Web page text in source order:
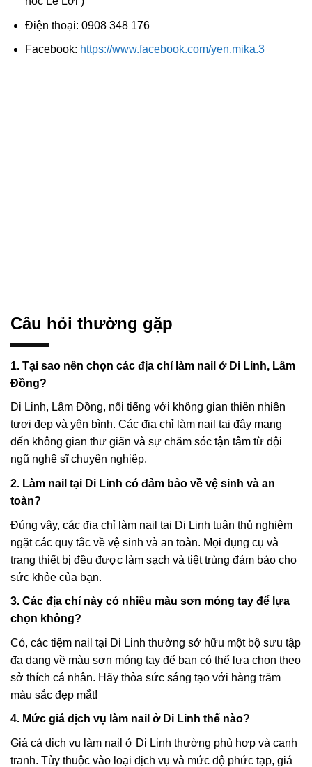
Điện thoại: 0908 348 176
Facebook: https://www.facebook.com/yen.mika.3
Câu hỏi thường gặp
1. Tại sao nên chọn các địa chỉ làm nail ở Di Linh, Lâm
Đồng?
Di Linh, Lâm Đồng, nổi tiếng với không gian thiên nhiên
tươi đẹp và yên bình. Các địa chỉ làm nail tại đây mang
đến không gian thư giãn và sự chăm sóc tận tâm từ đội
ngũ nghệ sĩ chuyên nghiệp.
2. Làm nail tại Di Linh có đảm bảo về vệ sinh và an
toàn?
Đúng vậy, các địa chỉ làm nail tại Di Linh tuân thủ nghiêm
ngặt các quy tắc về vệ sinh và an toàn. Mọi dụng cụ và
trang thiết bị đều được làm sạch và tiệt trùng đảm bảo cho
sức khỏe của bạn.
3. Các địa chỉ này có nhiều màu sơn móng tay để lựa
chọn không?
Có, các tiệm nail tại Di Linh thường sở hữu một bộ sưu tập
đa dạng về màu sơn móng tay để bạn có thể lựa chọn theo
sở thích cá nhân. Hãy thỏa sức sáng tạo với hàng trăm
màu sắc đẹp mắt!
4. Mức giá dịch vụ làm nail ở Di Linh thế nào?
Giá cả dịch vụ làm nail ở Di Linh thường phù hợp và cạnh
tranh. Tùy thuộc vào loại dịch vụ và mức độ phức tạp, giá